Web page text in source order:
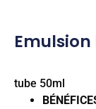
tube 50ml